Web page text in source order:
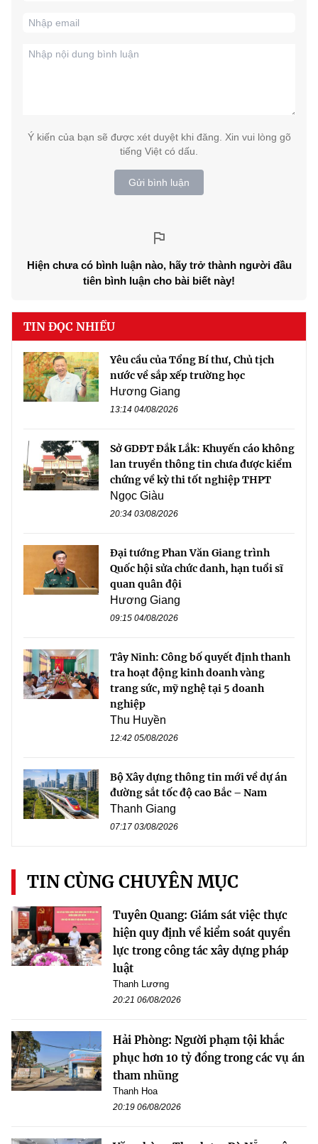
Ý kiến của bạn sẽ được xét duyệt khi đăng. Xin vui lòng gõ
tiếng Việt có dấu.
Gửi bình luận
Hiện chưa có bình luận nào, hãy trở thành người đầu
tiên bình luận cho bài biết này!
TIN ĐỌC NHIỀU
Yêu cầu của Tổng Bí thư, Chủ tịch
nước về sắp xếp trường học
Hương Giang
13:14 04/08/2026
Sở GDĐT Đắk Lắk: Khuyến cáo không
lan truyền thông tin chưa được kiểm
chứng về kỳ thi tốt nghiệp THPT
Ngọc Giàu
20:34 03/08/2026
Đại tướng Phan Văn Giang trình
Quốc hội sửa chức danh, hạn tuổi sĩ
quan quân đội
Hương Giang
09:15 04/08/2026
Tây Ninh: Công bố quyết định thanh
tra hoạt động kinh doanh vàng
trang sức, mỹ nghệ tại 5 doanh
nghiệp
Thu Huyền
12:42 05/08/2026
Bộ Xây dựng thông tin mới về dự án
đường sắt tốc độ cao Bắc – Nam
Thanh Giang
07:17 03/08/2026
TIN CÙNG CHUYÊN MỤC
Tuyên Quang: Giám sát việc thực
hiện quy định về kiểm soát quyền
lực trong công tác xây dựng pháp
luật
Thanh Lương
20:21 06/08/2026
Hải Phòng: Người phạm tội khắc
phục hơn 10 tỷ đồng trong các vụ án
tham nhũng
Thanh Hoa
20:19 06/08/2026